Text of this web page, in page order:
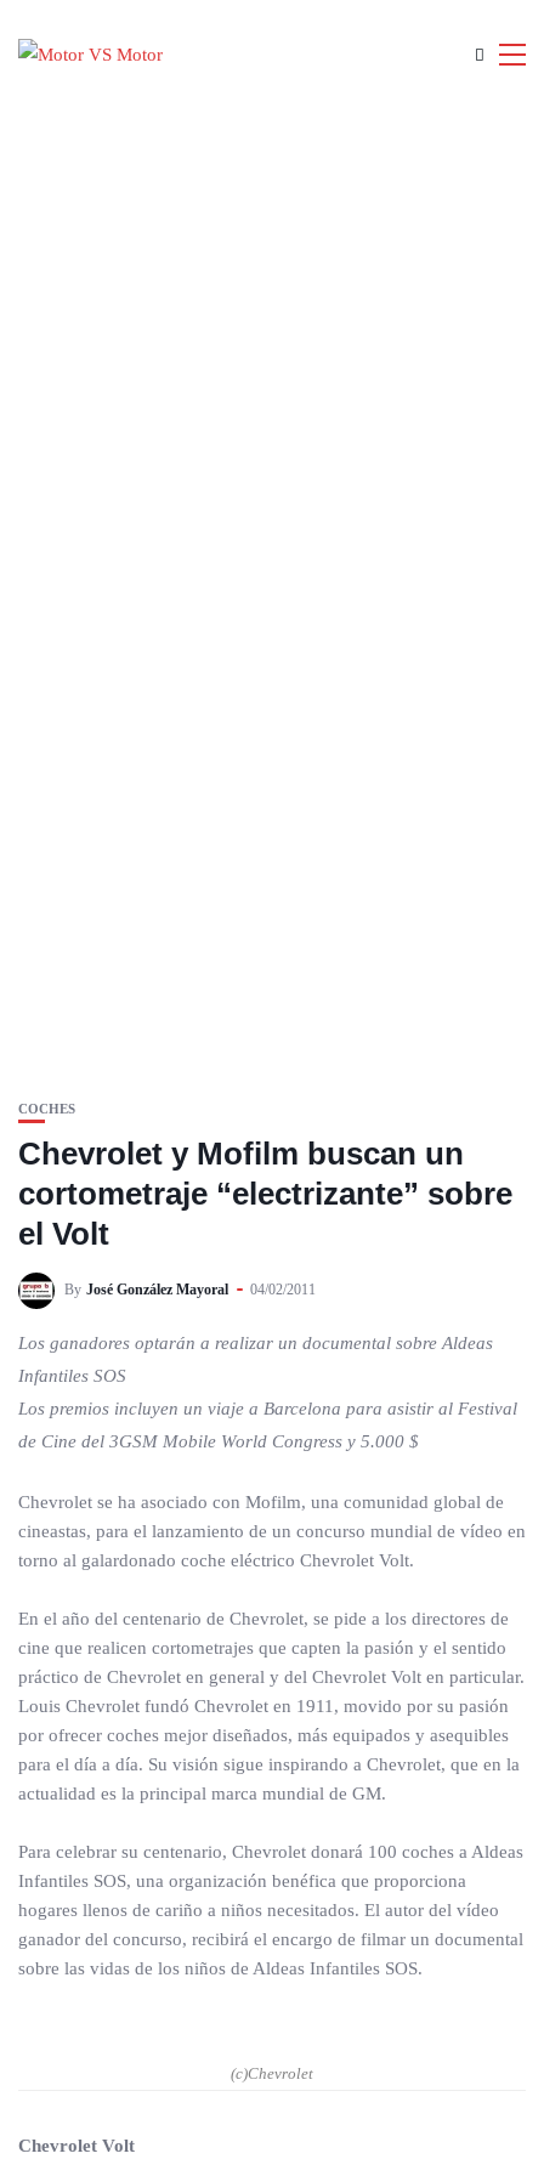
COCHES
Chevrolet y Mofilm buscan un
cortometraje “electrizante” sobre
el Volt
By José González Mayoral 04/02/2011
Los ganadores optarán a realizar un documental sobre Aldeas
Infantiles SOS
Los premios incluyen un viaje a Barcelona para asistir al Festival
de Cine del 3GSM Mobile World Congress y 5.000 $
Chevrolet se ha asociado con Mofilm, una comunidad global de
cineastas, para el lanzamiento de un concurso mundial de vídeo en
torno al galardonado coche eléctrico Chevrolet Volt.
En el año del centenario de Chevrolet, se pide a los directores de
cine que realicen cortometrajes que capten la pasión y el sentido
práctico de Chevrolet en general y del Chevrolet Volt en particular.
Louis Chevrolet fundó Chevrolet en 1911, movido por su pasión
por ofrecer coches mejor diseñados, más equipados y asequibles
para el día a día. Su visión sigue inspirando a Chevrolet, que en la
actualidad es la principal marca mundial de GM.
Para celebrar su centenario, Chevrolet donará 100 coches a Aldeas
Infantiles SOS, una organización benéfica que proporciona
hogares llenos de cariño a niños necesitados. El autor del vídeo
ganador del concurso, recibirá el encargo de filmar un documental
sobre las vidas de los niños de Aldeas Infantiles SOS.
(c)Chevrolet
Chevrolet Volt